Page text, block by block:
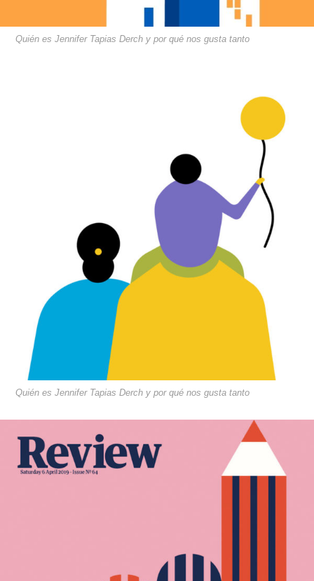
Quién es Jennifer Tapias Derch y por qué nos gusta tanto
Quién es Jennifer Tapias Derch y por qué nos gusta tanto